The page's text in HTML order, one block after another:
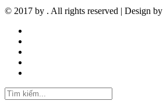
© 2017 by . All rights reserved | Design by